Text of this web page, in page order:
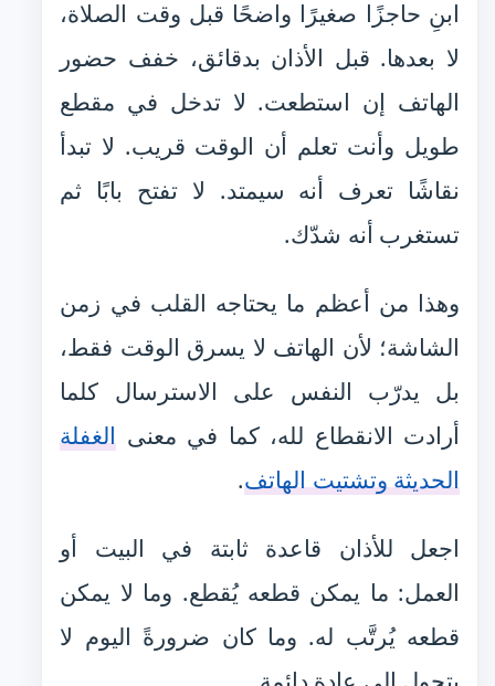
ابنِ حاجزًا صغيرًا واضحًا قبل وقت الصلاة،
لا بعدها. قبل الأذان بدقائق، خفف حضور
الهاتف إن استطعت. لا تدخل في مقطع
طويل وأنت تعلم أن الوقت قريب. لا تبدأ
نقاشًا تعرف أنه سيمتد. لا تفتح بابًا ثم
تستغرب أنه شدّك.
وهذا من أعظم ما يحتاجه القلب في زمن
الشاشة؛ لأن الهاتف لا يسرق الوقت فقط،
بل يدرّب النفس على الاسترسال كلما
أرادت الانقطاع لله، كما في معنى الغفلة
الحديثة وتشتيت الهاتف.
اجعل للأذان قاعدة ثابتة في البيت أو
العمل: ما يمكن قطعه يُقطع. وما لا يمكن
قطعه يُرتَّب له. وما كان ضرورةً اليوم لا